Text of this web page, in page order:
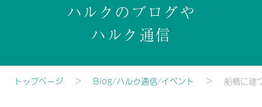
ハルクのブログや
ハルク通信
トップページ Blog/ハルク通信/イベント 船橋に建